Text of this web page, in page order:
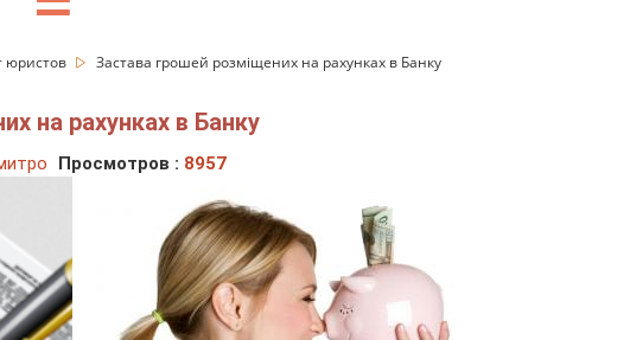
юристов Застава грошей розміщених на рахунках в Банку
на рахунках в Банку
Просмотров : 8957